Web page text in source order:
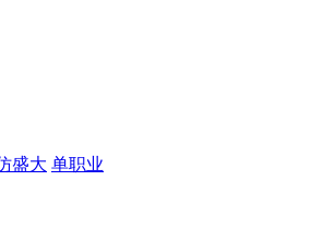
盛大 单职业